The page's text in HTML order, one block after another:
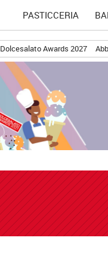
PASTICCERIA
Dolcesalato Awards 2027